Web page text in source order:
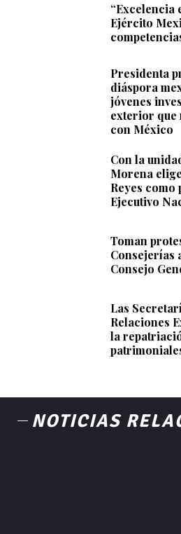
“Excelencia
Ejército
Presidenta
diáspora
jóvenes
exterior que
con México
Con la
Morena
Reyes como
Ejecutivo
Toman
Consejerías
Consejo
Las
Relaciones
la
NOTICIAS